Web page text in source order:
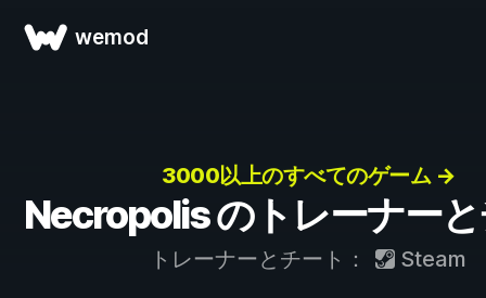
wemod
3000以上のすべてのゲーム →
Necropolis のトレーナー
トレーナーとチート： Steam